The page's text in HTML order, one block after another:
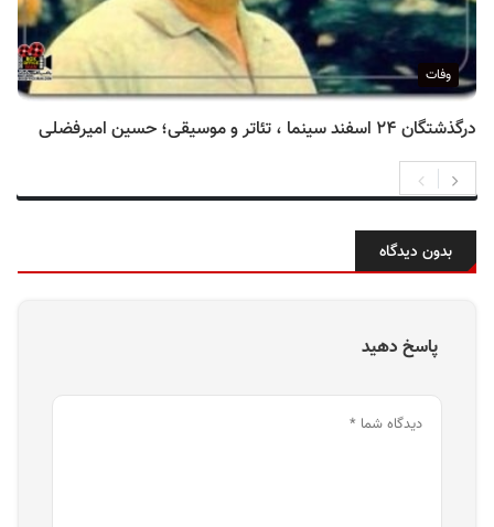
وفات
درگذشتگان ۲۴ اسفند سینما ، تئاتر و موسیقی؛ حسین امیرفضلی
بدون دیدگاه
پاسخ دهید